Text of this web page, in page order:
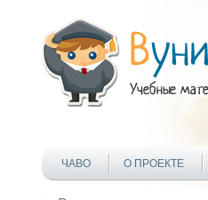
ЧАВО О ПРОЕКТЕ